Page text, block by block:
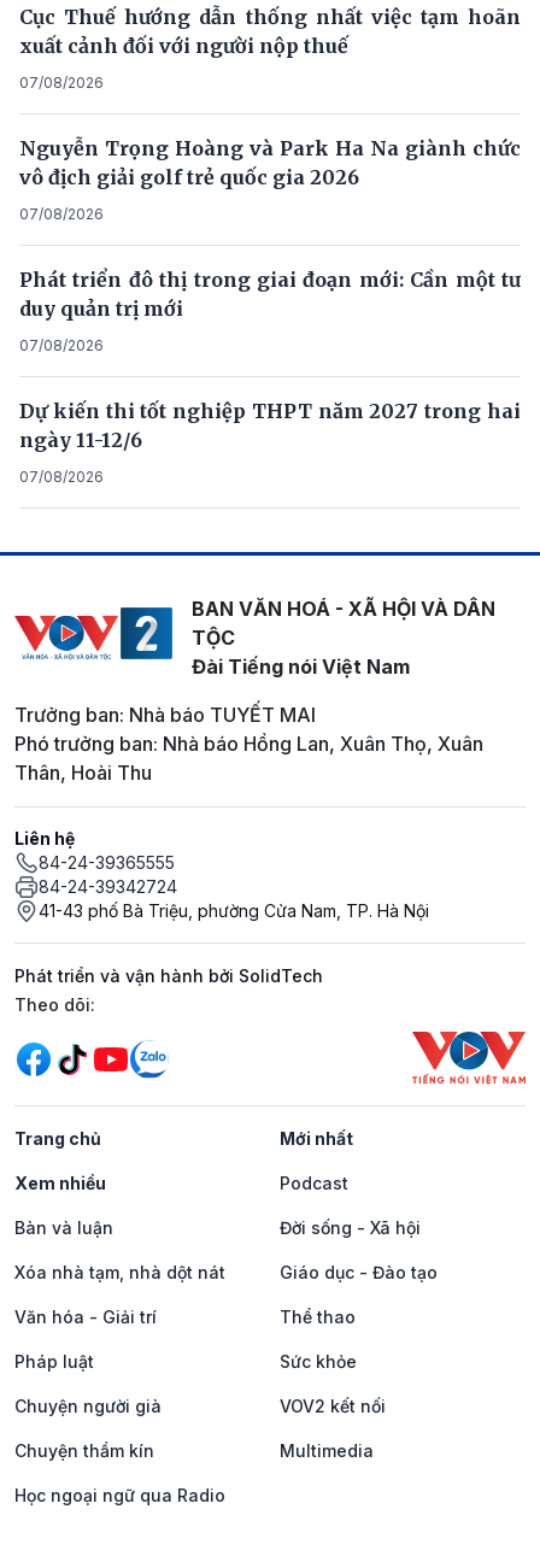
Cục Thuế hướng dẫn thống nhất việc tạm hoãn
xuất cảnh đối với người nộp thuế
07/08/2026
Nguyễn Trọng Hoàng và Park Ha Na giành chức
vô địch giải golf trẻ quốc gia 2026
07/08/2026
Phát triển đô thị trong giai đoạn mới: Cần một tư
duy quản trị mới
07/08/2026
Dự kiến thi tốt nghiệp THPT năm 2027 trong hai
ngày 11-12/6
07/08/2026
BAN VĂN HOÁ - XÃ HỘI VÀ DÂN
TỘC
Đài Tiếng nói Việt Nam
Trưởng ban: Nhà báo TUYẾT MAI
Phó trưởng ban: Nhà báo Hồng Lan, Xuân Thọ, Xuân
Thân, Hoài Thu
Liên hệ
84-24-39365555
84-24-39342724
41-43 phố Bà Triệu, phường Cửa Nam, TP. Hà Nội
Phát triển và vận hành bởi SolidTech
Mạng xã hội
Theo dõi:
Trang chủ Mới nhất
Xem nhiều Podcast
Bàn và luận Đời sống - Xã hội
Xóa nhà tạm, nhà dột nát Giáo dục - Đào tạo
Văn hóa - Giải trí Thể thao
Pháp luật Sức khỏe
Chuyện người già VOV2 kết nối
Chuyện thầm kín Multimedia
Học ngoại ngữ qua Radio